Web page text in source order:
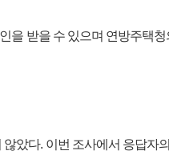
을 받을 수 있으며 연방주택
았다. 이번 조사에서 응답자